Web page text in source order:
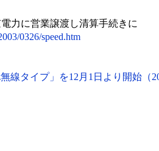
力に営業譲渡し清算手続きに
0326/speed.htm
線タイプ」を12月1日より開始（